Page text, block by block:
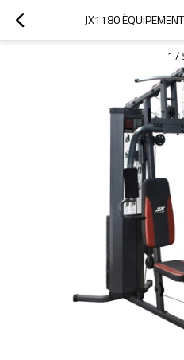
JX1180
1 /